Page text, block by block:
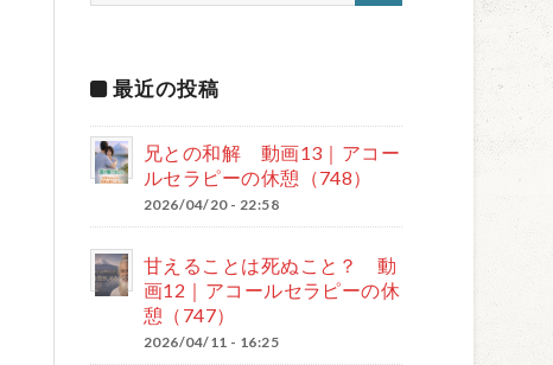
最近の投稿
兄との和解 動画13｜アコー
ルセラピーの休憩（748）
2026/04/20 - 22:58
甘えることは死ぬこと？ 動
画12｜アコールセラピーの休
憩（747）
2026/04/11 - 16:25